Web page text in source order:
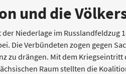
und die
Niederlage im Russlandfeldzug
Die Verbündeten zogen gegen
zu drängen. Mit dem
Raum stellten die